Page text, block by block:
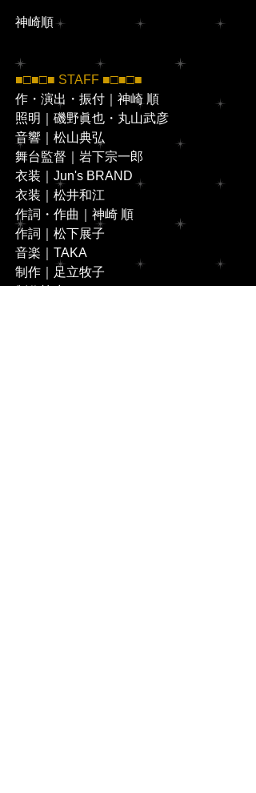
神崎順
■□■□■ STAFF ■□■□■
作・演出・振付｜神崎 順
照明｜磯野眞也・丸山武彦
音響｜松山典弘
舞台監督｜岩下宗一郎
衣装｜Jun's BRAND
衣装｜松井和江
作詞・作曲｜神崎 順
作詞｜松下展子
音楽｜TAKA
制作｜足立牧子